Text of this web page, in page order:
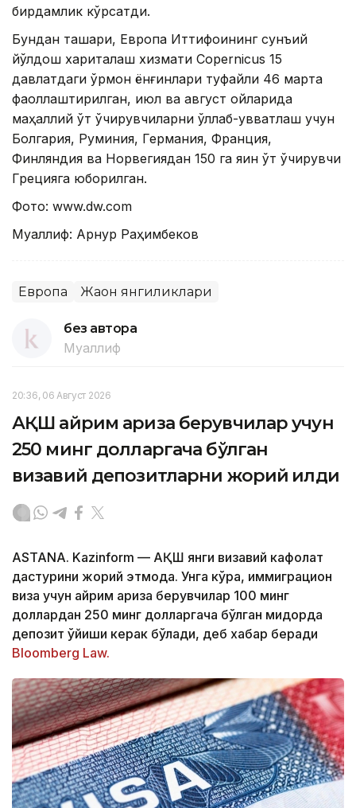
бирдамлик кўрсатди.
Бундан ташқари, Европа Иттифоқининг сунъий
йўлдош хариталаш хизмати Copernicus 15
давлатдаги ўрмон ёнғинлари туфайли 46 марта
фаоллаштирилган, июл ва август ойларида
маҳаллий ўт ўчирувчиларни қўллаб-қувватлаш учун
Болгария, Руминия, Германия, Франция,
Финляндия ва Норвегиядан 150 га яқин ўт ўчирувчи
Грецияга юборилган.
Фото: www.dw.cоm
Муаллиф: Арнур Раҳимбеков
Европа Жаҳон янгиликлари
без автора
Муаллиф
20:36, 06 Август 2026
АҚШ айрим ариза берувчилар учун
250 минг долларгача бўлган
визавий депозитларни жорий қилди
ASTANA. Kazinform — АҚШ янги визавий кафолат
дастурини жорий этмоқда. Унга кўра, иммиграцион
виза учун айрим ариза берувчилар 100 минг
доллардан 250 минг долларгача бўлган миқдорда
депозит қўйиши керак бўлади, деб хабар беради
Bloomberg Law.